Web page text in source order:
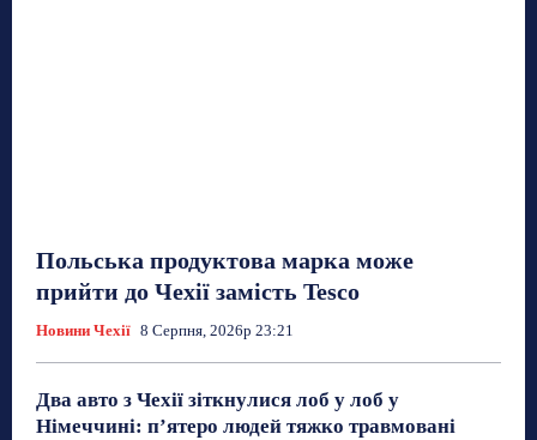
Польська продуктова марка може
прийти до Чехії замість Tesco
Новини Чехії 8 Серпня, 2026р 23:21
Два авто з Чехії зіткнулися лоб у лоб у
Німеччині: п’ятеро людей тяжко травмовані